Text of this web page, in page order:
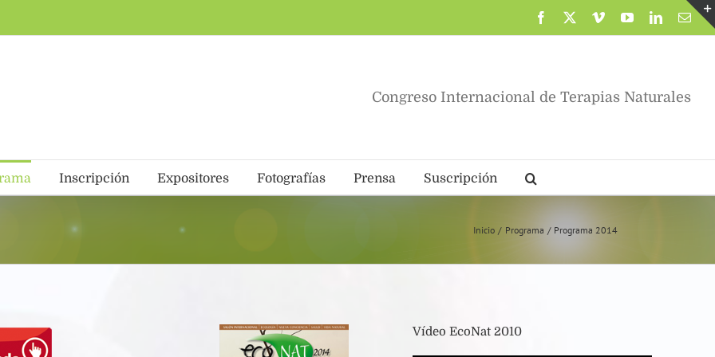
Facebook VimeoYouTubeLinkedIn
Congreso Internacional de Terapias Naturales
Inscripción Expositores Fotografías Prensa Suscripción
Inicio Programa Programa 2014
Vídeo EcoNat 2010